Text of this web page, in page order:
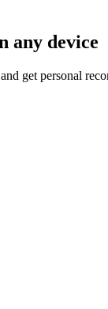
any device
get personal